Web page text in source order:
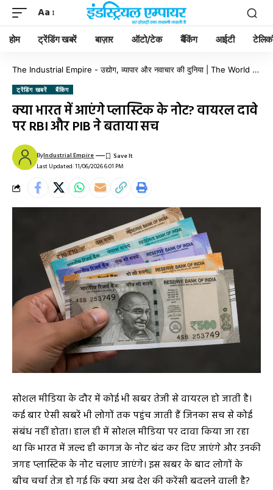
Aa
होम ट्रेंडिंग खबरें बाज़ार ऑटो/टेक बैंकिंग आईटी
The Industrial Empire - उद्योग, व्यापार और नवाचार की दुनिया | The World of Industry, Business & Innovation
ट्रेंडिंग खबरें बैंकिंग
क्या भारत में आएंगे प्लास्टिक के नोट? वायरल दावे
पर RBI और PIB ने बताया सच
Last Updated: 11/06/2026 6:01 PM
ByIndustrial Empire
सोशल मीडिया के दौर में कोई भी खबर तेजी से वायरल हो जाती है।
कई बार ऐसी खबरें भी लोगों तक पहुंच जाती हैं जिनका सच से कोई
संबंध नहीं होता। हाल ही में सोशल मीडिया पर दावा किया जा रहा
था कि भारत में जल्द ही कागज के नोट बंद कर दिए जाएंगे और उनकी
जगह प्लास्टिक के नोट चलाए जाएंगे। इस खबर के बाद लोगों के
बीच चर्चा तेज हो गई कि क्या अब देश की करेंसी बदलने वाली है?